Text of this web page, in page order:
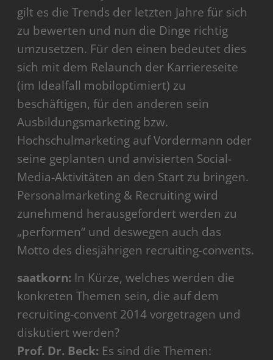
gilt es die Trends der letzten Jahre für sich
zu bewerten und nun die Dinge richtig
umzusetzen. Für den einen bedeutet dies
sich mit dem Relaunch der Karriereseite
(im Idealfall mobiloptimiert) zu
beschäftigen, für den anderen sein
Ausbildungsmarketing bzw.
Hochschulmarketing auf Vordermann oder
seine geplanten und anvisierten Social-
Media-Aktivitäten an den Start zu bringen.
Personalmarketing & Recruiting wird
zunehmend herausgefordert werden zu
„performen“ und deswegen auch das
Motto des diesjährigen recruiting-convents.
saatkorn: In Kürze, welches werden die
konkreten Themen sein, die auf dem
recruiting-convent 2014 vorgetragen und
diskutiert werden?
Prof. Dr. Beck: Es sind die Themen: